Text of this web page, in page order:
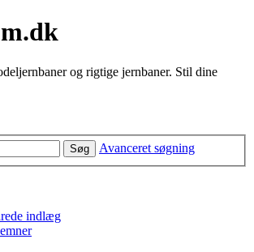
og rigtige jernbaner. Stil dine
Søg Avanceret søgning
indlæg